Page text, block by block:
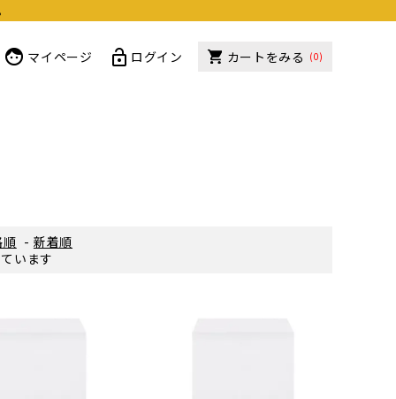
マイページ ログイン カートをみる (0)
順 - 新着順
います